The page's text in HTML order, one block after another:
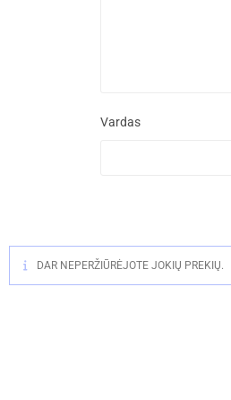
Vardas
DAR NEPERŽIŪRĖJOTE JOKIŲ PREKIŲ.